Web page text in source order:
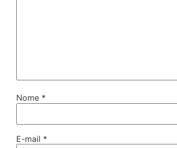
Nome *
E-mail *